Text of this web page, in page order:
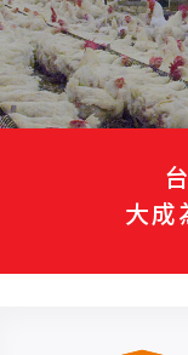
大成